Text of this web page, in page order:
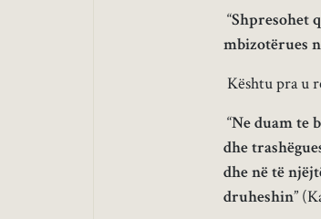
“Shpresohet
mbizotërues
Kështu pra u
“Ne duam te
dhe
dhe në të
druheshin”